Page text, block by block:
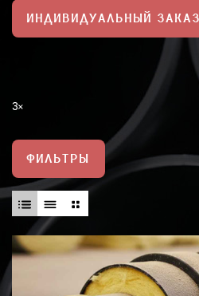
ИНДИВИДУАЛЬНЫЙ ЗАКАЗ
3
ФИЛЬТРЫ